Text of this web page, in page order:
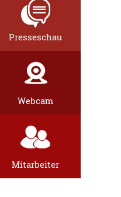
Presseschau
Webcam
Mitarbeiter